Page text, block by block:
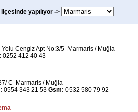
ilçesinde yapılıyor ->
Cengiz Apt No:3/5 Marmaris / Muğla
0252 412 40 43
C Marmaris / Muğla
0554 343 21 53 Gsm: 0532 580 79 92